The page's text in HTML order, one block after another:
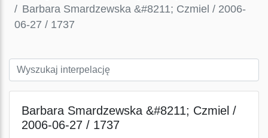
Barbara Smardzewska &#8211; Czmiel / 2006-
06-27 / 1737
Barbara Smardzewska &#8211; Czmiel /
2006-06-27 / 1737